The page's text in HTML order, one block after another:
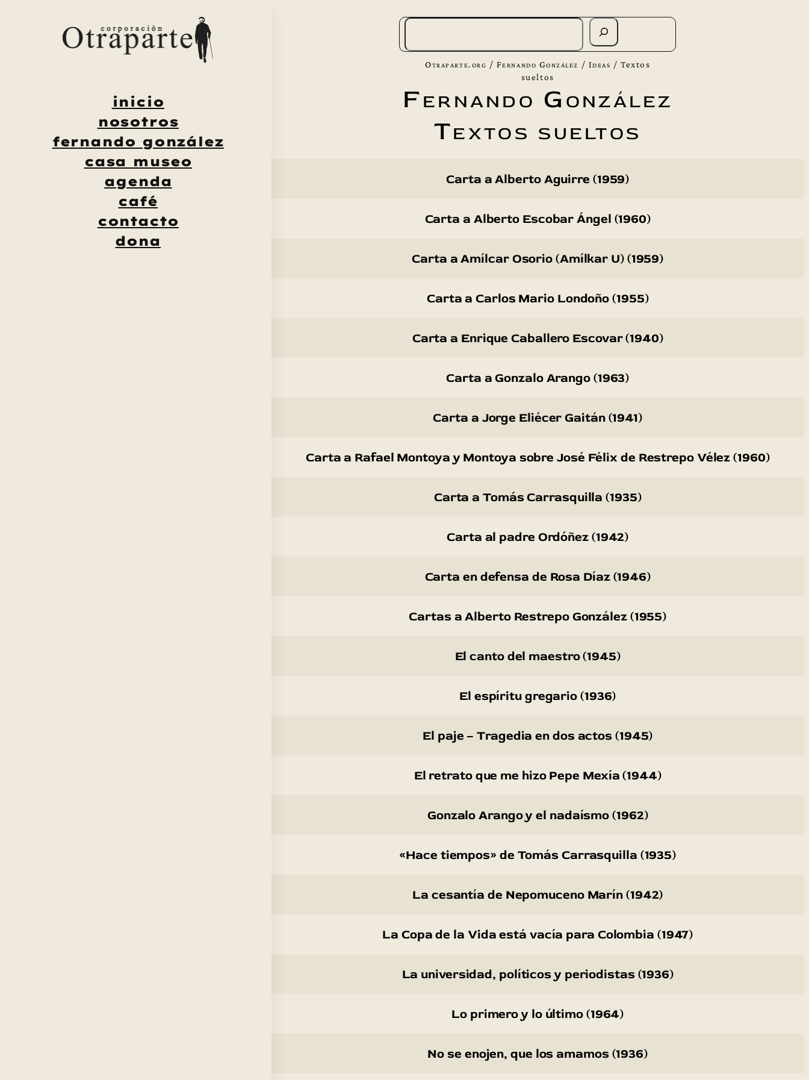
inicio
nosotros
fernando gonzález
casa museo
agenda
café
contacto
dona
Otraparte.org / Fernando González / Ideas / Textos
sueltos
Fernando González
Textos sueltos
Carta a Alberto Aguirre (1959)
Carta a Alberto Escobar Ángel (1960)
Carta a Amílcar Osorio (Amílkar U) (1959)
Carta a Carlos Mario Londoño (1955)
Carta a Enrique Caballero Escovar (1940)
Carta a Gonzalo Arango (1963)
Carta a Jorge Eliécer Gaitán (1941)
Carta a Rafael Montoya y Montoya sobre José Félix de Restrepo Vélez (1960)
Carta a Tomás Carrasquilla (1935)
Carta al padre Ordóñez (1942)
Carta en defensa de Rosa Díaz (1946)
Cartas a Alberto Restrepo González (1955)
El canto del maestro (1945)
El espíritu gregario (1936)
El paje – Tragedia en dos actos (1945)
El retrato que me hizo Pepe Mexía (1944)
Gonzalo Arango y el nadaísmo (1962)
«Hace tiempos» de Tomás Carrasquilla (1935)
La cesantía de Nepomuceno Marín (1942)
La Copa de la Vida está vacía para Colombia (1947)
La universidad, políticos y periodistas (1936)
Lo primero y lo último (1964)
No se enojen, que los amamos (1936)